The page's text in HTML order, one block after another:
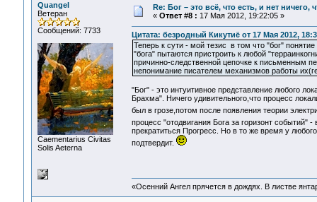
Quangel
Ветеран
Сообщений: 7733
Сaementarius Civitas
Solis Aeterna
Re: Бог – это всё, что есть, и нет
« Ответ #8 : 17 Мая 2012, 19:22:05 »
Цитата: безродный Кикутиё от 17 Мая 2012,
Теперь к сути - мой тезис в том что "бог"
"бога" пытаются пристроить к любой
причинно-следственной цепочке к письменным
непонимание писателем механизмов работы
"Бог" - это интуитивное представление любого
Брахма". Ничего удивительного,что процесс
был в грозе,потом после появления теории
процесс "отодвигания Бога за горизонт событий"
прекратиться Прогресс. Но в то же время у
подтвердит.
«Осенний Ангел прячется в дождях. В листве